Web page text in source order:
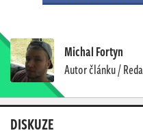
Michal Fortyn
Autor článku /
DISKUZE